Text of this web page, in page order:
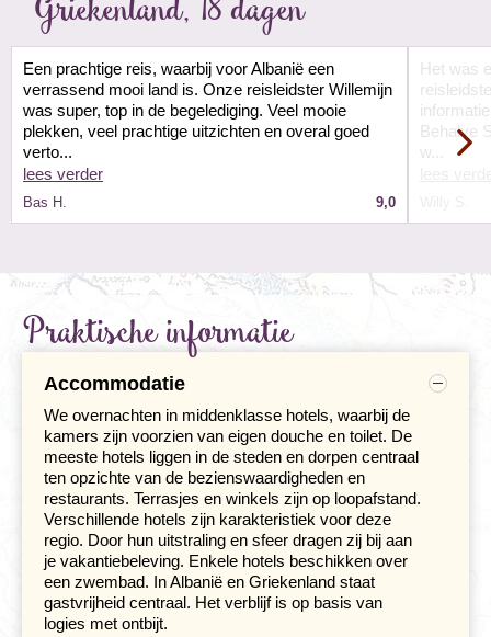
Werelderfgoed in Berat, Apolonnia &
Gijrokastër
Dag 9 Tirana - Berat
Dag 10 Berat - Apollonia - Gjirokastër
We verlaten de hoofdstad in zuidelijke richting. Na een
tussenstop bereiken we de op de UNESCO
werelderfgoed geplaatste stad Berat. Vanaf de
Goricabrug heb je goed zicht op de tegen de bergen
aangeplakte woningen. Karakteristiek zijn de vele
vensters. De witgeschilderde huisjes met rode daken
tussen de Osumirivier en de 2416 meter hoge berg
Tomori, vormen de belangrijkste attracties van deze
spectaculair gelegen stad. Verder kun je er een fort,
Griekenland, 18 dagen
Een prachtige reis, waarbij voor Albanië een
verrassend mooi land is. Onze reisleidster Willemijn
was super, top in de begelediging. Veel mooie
plekken, veel prachtige uitzichten en overal goed
verto...
lees verder
Bas H. 9,0
Het was
Behalve
w...
Praktische informatie
Accommodatie
We overnachten in middenklasse hotels, waarbij de
kamers zijn voorzien van eigen douche en toilet. De
meeste hotels liggen in de steden en dorpen centraal
ten opzichte van de bezienswaardigheden en
restaurants. Terrasjes en winkels zijn op loopafstand.
Verschillende hotels zijn karakteristiek voor deze
regio. Door hun uitstraling en sfeer dragen zij bij aan
je vakantiebeleving. Enkele hotels beschikken over
een zwembad. In Albanië en Griekenland staat
gastvrijheid centraal. Het verblijf is op basis van
logies met ontbijt.